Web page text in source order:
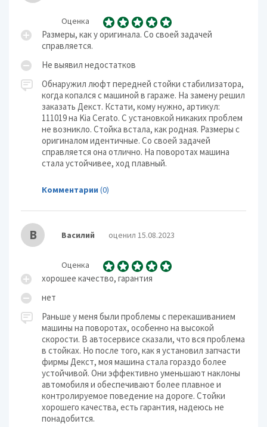
Оценка
Размеры, как у оригинала. Со своей задачей
справляется.
Не выявил недостатков
Обнаружил люфт передней стойки стабилизатора,
когда копался с машиной в гараже. На замену решил
заказать Декст. Кстати, кому нужно, артикул:
111019 на Kia Cerato. С установкой никаких проблем
не возникло. Стойка встала, как родная. Размеры с
оригиналом идентичные. Со своей задачей
справляется она отлично. На поворотах машина
стала устойчивее, ход плавный.
Комментарии (0)
В Василий оценил 15.08.2023
Оценка
хорошее качество, гарантия
нет
Раньше у меня были проблемы с перекашиванием
машины на поворотах, особенно на высокой
скорости. В автосервисе сказали, что вся проблема
в стойках. Но после того, как я установил запчасти
фирмы Декст, моя машина стала гораздо более
устойчивой. Они эффективно уменьшают наклоны
автомобиля и обеспечивают более плавное и
контролируемое поведение на дороге. Стойки
хорошего качества, есть гарантия, надеюсь не
понадобится.